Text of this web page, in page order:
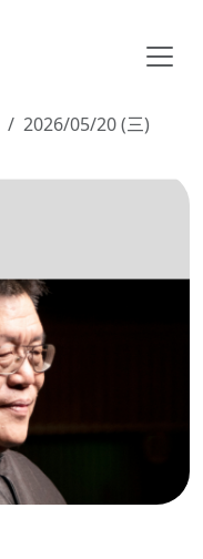
2026/05/20 (三)